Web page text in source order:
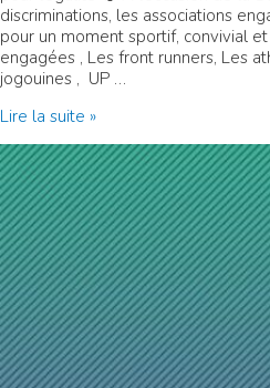
discriminations, les associations
pour un moment sportif, convivial
engagées , Les front runners, Les
jogouines , UP …
Sine
Non
Squad
–
Paris
19
Lire la suite »